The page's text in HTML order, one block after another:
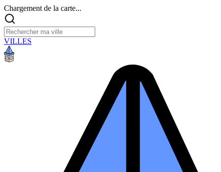
Chargement de la carte...
VILLES